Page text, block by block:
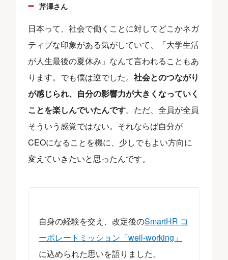
芹澤さん
日本って、社会で働くことに対してどこかネガ
ティブな印象がある気がしていて、「大学生活
が人生最後の夏休み」なんて言われることもあ
ります。でも僕は逆でした。社会とのつながり
が感じられ、自分の影響力が大きくなっていく
ことを楽しんでいたんです。ただ、全員が全員
そういう感覚ではない。それならば自分が
CEOになることを機に、少しでもよい方向に
変えていきたいと思ったんです。
自身の経験を交え、改定後のSmartHR コ
ーポレートミッション「well-working」
に込められた思いを語りました。